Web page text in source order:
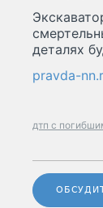
деталях
pravda-
дтп с